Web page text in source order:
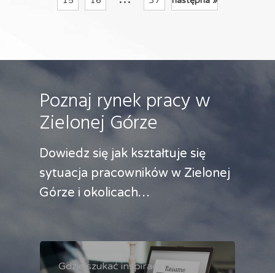
Poznaj rynek pracy w
Zielonej Górze
Dowiedz się jak kształtuje się
sytuacja pracowników w Zielonej
Górze i okolicach…
Gdzie szukać inspiracji do